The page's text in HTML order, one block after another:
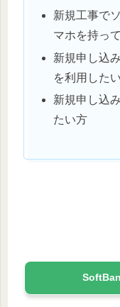
新規工事で
マホを持っ
新規申し込
を利用した
新規申し込
たい方